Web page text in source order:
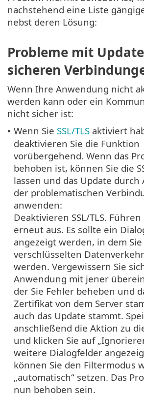
nachstehend eine Liste
nebst deren Lösung:
Probleme mit
sicheren
Wenn Ihre Anwendung nicht
werden kann oder ein
nicht sicher ist:
• Wenn Sie SSL/TLS aktiviert
deaktivieren Sie die Funktion
vorübergehend. Wenn das
behoben ist, können Sie die
lassen und das Update durch
der problematischen
anwenden:
Deaktivieren SSL/TLS.
erneut aus. Es sollte ein
angezeigt werden, in dem
verschlüsselten
werden. Vergewissern Sie
Anwendung mit jener
der Sie Fehler beheben und
Zertifikat von dem Server
auch das Update stammt.
anschließend die Aktion zu
und klicken Sie auf
weitere Dialogfelder
können Sie den Filtermodus
„automatisch“ setzen. Das
nun behoben sein.